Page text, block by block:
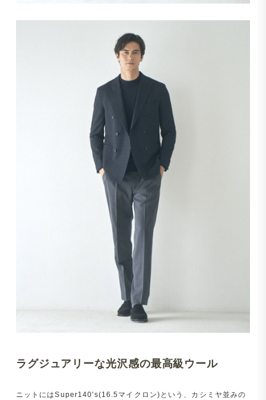
ラグジュアリーな光沢感の最高級ウール
ニットにはSuper140's(16.5マイクロン)という、カシミヤ並みの